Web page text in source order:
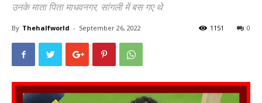
उनके माता पिता माधवनगर, सांगली में बस गए थे.
By Thehalfworld - September 26, 2022 0
1151